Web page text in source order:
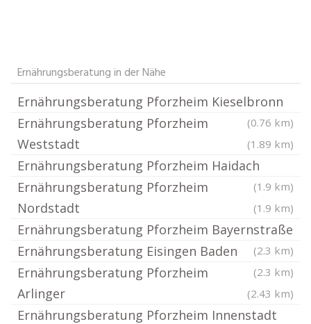
Ernährungsberatung in der Nähe
Ernährungsberatung Pforzheim Kieselbronn
(0.76 km)
Ernährungsberatung Pforzheim
Weststadt
(1.89 km)
Ernährungsberatung Pforzheim Haidach
(1.9 km)
Ernährungsberatung Pforzheim
Nordstadt
(1.9 km)
Ernährungsberatung Pforzheim Bayernstraße
(2.3 km)
Ernährungsberatung Eisingen Baden
(2.3 km)
Ernährungsberatung Pforzheim
Arlinger
(2.43 km)
Ernährungsberatung Pforzheim Innenstadt